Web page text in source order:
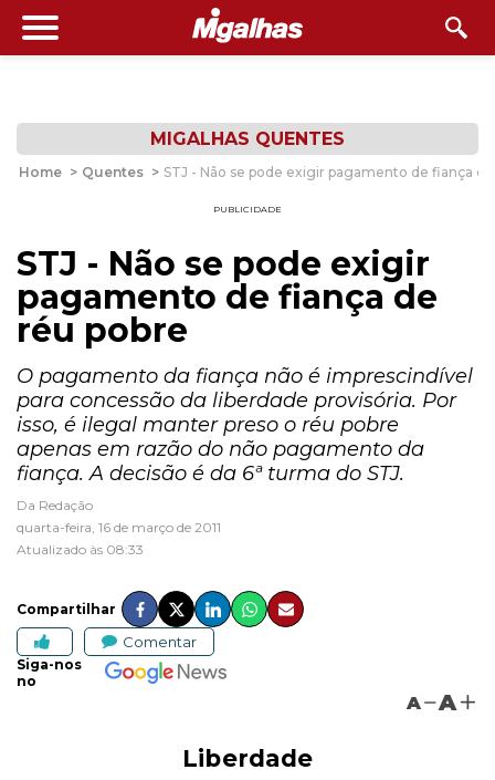
MIGALHAS QUENTES
Home > Quentes > STJ - Não se pode exigir pagamento de fiança
PUBLICIDADE
STJ - Não se pode exigir
pagamento de fiança de
réu pobre
O pagamento da fiança não é imprescindível
para concessão da liberdade provisória. Por
isso, é ilegal manter preso o réu pobre
apenas em razão do não pagamento da
fiança. A decisão é da 6ª turma do STJ.
Da Redação
quarta-feira, 16 de março de 2011
Atualizado às 08:33
Compartilhar
Comentar
Siga-nos
no
A A
Liberdade